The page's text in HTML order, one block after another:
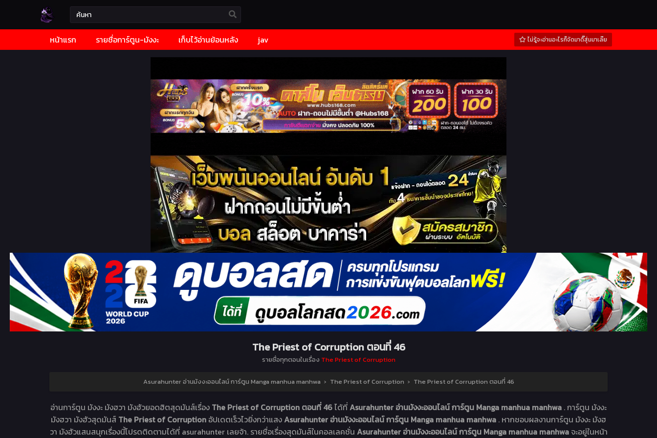
หน้าแรก รายชื่อการ์ตูน-มังงะ เก็บไว้อ่านย้อนหลัง jav ไม่รู้จะอ่านอะไรก็จัดมาดิ๊สุ่มมาเล๊ย
The Priest of Corruption ตอนที่ 46
รายชื่อทุกตอนในเรื่อง The Priest of Corruption
Asurahunter อ่านมังงะออนไลน์ การ์ตูน Manga manhua manhwa › The Priest of Corruption › The Priest of Corruption ตอนที่ 46
อ่านการ์ตูน มังงะ มังฮวา มังฮัวยอดฮิตสุดมันส์เรื่อง The Priest of Corruption ตอนที่ 46ได้ที่Asurahunter อ่านมังงะออนไลน์ การ์ตูน Manga manhua manhwa . การ์ตูน มังงะ
มังฮวา มังฮัวสุดมันส์ The Priest of Corruption อัปเดตเร็วไวยิ่งกว่าแสงAsurahunter อ่านมังงะออนไลน์ การ์ตูน Manga manhua manhwa . หากชอบผลงานการ์ตูน มังงะ มังฮ
วา มังฮัวแสนสนุกเรื่องนี้โปรดติดตามได้ที่ asurahunter เลยจ้า. รายชื่อเรื่องสุดมันส์ในคอลเลคชั่น Asurahunter อ่านมังงะออนไลน์ การ์ตูน Manga manhua manhwa จะอยู่ในหน้า